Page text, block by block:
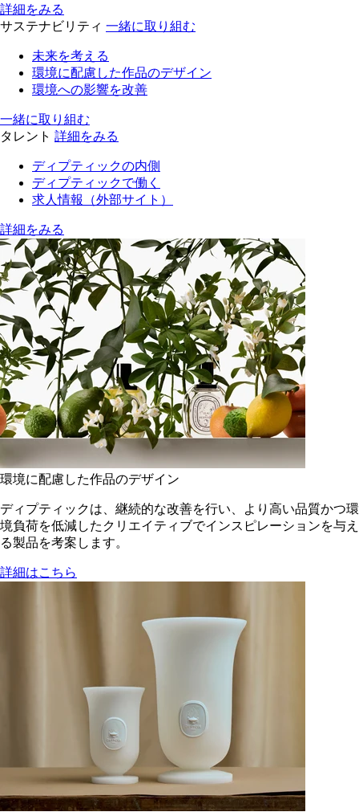
詳細をみる
サステナビリティ 一緒に取り組む
未来を考える
環境に配慮した作品のデザイン
環境への影響を改善
一緒に取り組む
タレント 詳細をみる
ディプティックの内側
ディプティックで働く
求人情報（外部サイト）
詳細をみる
環境に配慮した作品のデザイン
ディプティックは、継続的な改善を行い、より高い品質かつ環
境負荷を低減した​クリエイティブでインスピレーションを与え
る製品を考案します。
詳細はこちら